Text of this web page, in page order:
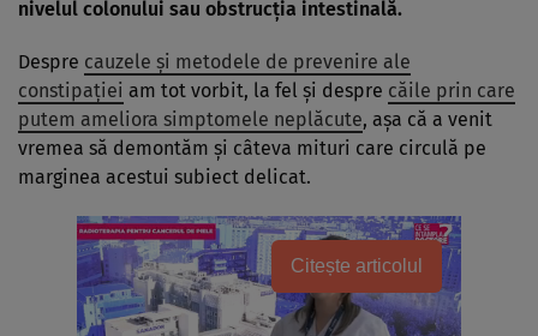
nivelul colonului sau obstrucţia intestinală.
Despre cauzele şi metodele de prevenire ale
constipaţiei am tot vorbit, la fel şi despre căile prin care
putem ameliora simptomele neplăcute, aşa că a venit
vremea să demontăm şi câteva mituri care circulă pe
marginea acestui subiect delicat.
Citește articolul